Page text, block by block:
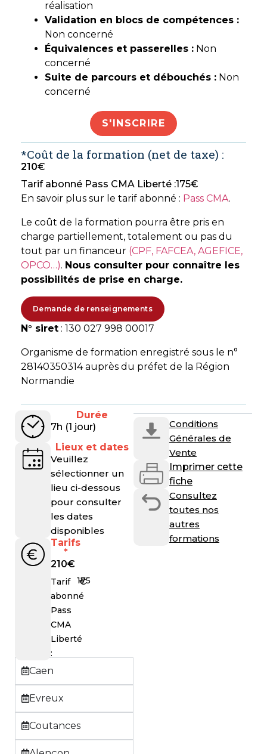
réalisation
Validation en blocs de compétences :
Non concerné
Équivalences et passerelles : Non
concerné
Suite de parcours et débouchés : Non
concerné
S'INSCRIRE
*Coût de la formation (net de taxe) :
210€
Tarif abonné Pass CMA Liberté :175€
En savoir plus sur le tarif abonné : Pass CMA.
Le coût de la formation pourra être pris en
charge partiellement, totalement ou pas du
tout par un financeur (CPF, FAFCEA, AGEFICE,
OPCO…). Nous consulter pour connaître les
possibilités de prise en charge.
Demande de renseignements
N° siret : 130 027 998 00017
Organisme de formation enregistré sous le n°
28140350314 auprès du préfet de la Région
Normandie
Durée
7h (1 jour)
Lieux et dates
Veuillez
sélectionner un
lieu ci-dessous
pour consulter
les dates
disponibles
Caen
Evreux
Coutances
Tarifs
*
210€
Tarif
abonné
Pass
CMA
Liberté
:
175
€
Conditions
Générales de
Vente
Imprimer cette
fiche
Consultez
toutes nos
autres
formations